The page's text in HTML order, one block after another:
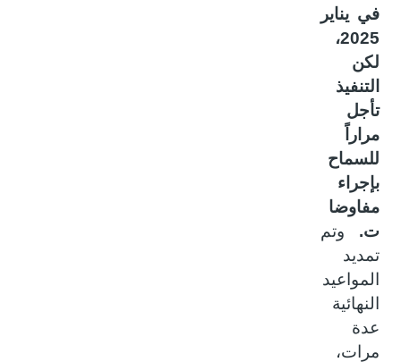
في يناير
2025،
لكن
التنفيذ
تأجل
مراراً
للسماح
بإجراء
مفاوضا
ت.وتم
تمديد
المواعيد
النهائية
عدة
مرات،